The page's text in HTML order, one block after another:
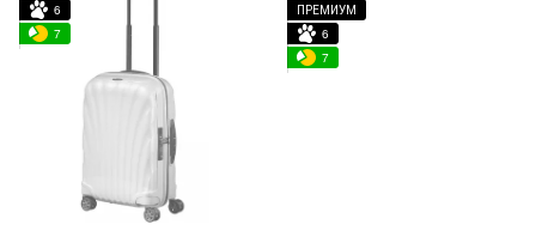
6
7
ПРЕМИУМ
6
7